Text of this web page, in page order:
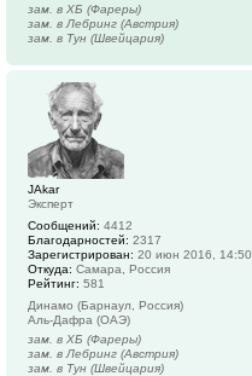
зам. в ХБ (Фареры)
зам. в Лебринг (Австрия)
зам. в Тун (Швейцария)
JAkar
Эксперт
Сообщений: 4412
Благодарностей: 2317
Зарегистрирован: 20 июн 2016, 14:50
Откуда: Самара, Россия
Рейтинг: 581
Динамо (Барнаул, Россия)
Аль-Дафра (ОАЭ)
зам. в ХБ (Фареры)
зам. в Лебринг (Австрия)
зам. в Тун (Швейцария)